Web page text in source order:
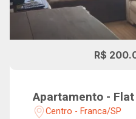
R$
Apartamento - Flat
Centro - Franca/SP